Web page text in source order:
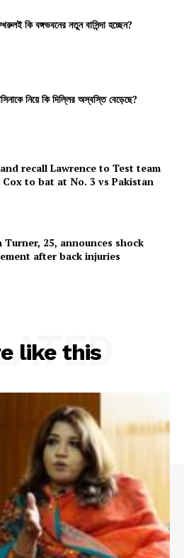
কি বঙ্গভবনের নতুন বাসিন্দা হচ্ছেন?
নিয়ে কি দিল্লির অস্বস্তি বেড়েছে?
recall Lawrence to Test team
to bat at No. 3 vs Pakistan
Turner, 25, announces shock
after back injuries
like this